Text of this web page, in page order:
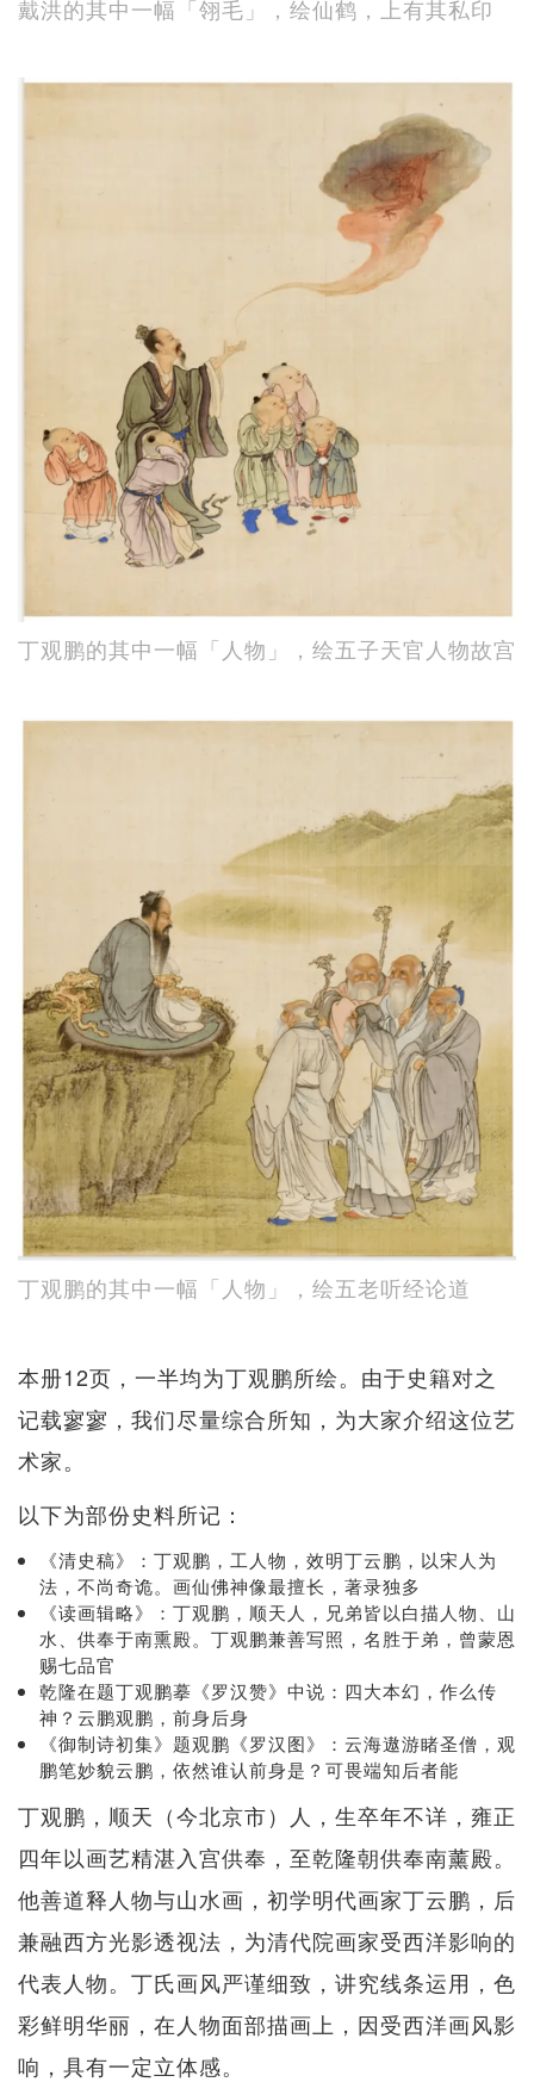
戴洪的其中一幅「翎毛」，绘仙鹤，上有其私印
丁观鹏的其中一幅「人物」，绘五子天官人物故宫
丁观鹏的其中一幅「人物」，绘五老听经论道
本册12页，一半均为丁观鹏所绘。由于史籍对之
记载寥寥，我们尽量综合所知，为大家介绍这位艺
术家。
以下为部份史料所记：
《清史稿》：丁观鹏，工人物，效明丁云鹏，以宋人为
法，不尚奇诡。画仙佛神像最擅长，著录独多
《读画辑略》：丁观鹏，顺天人，兄弟皆以白描人物、山
水、供奉于南熏殿。丁观鹏兼善写照，名胜于弟，曾蒙恩
赐七品官
乾隆在题丁观鹏摹《罗汉赞》中说：四大本幻，作么传
神？云鹏观鹏，前身后身
《御制诗初集》题观鹏《罗汉图》：云海遨游睹圣僧，观
鹏笔妙貌云鹏，依然谁认前身是？可畏端知后者能
丁观鹏，顺天（今北京市）人，生卒年不详，雍正
四年以画艺精湛入宫供奉，至乾隆朝供奉南薰殿。
他善道释人物与山水画，初学明代画家丁云鹏，后
兼融西方光影透视法，为清代院画家受西洋影响的
代表人物。丁氏画风严谨细致，讲究线条运用，色
彩鲜明华丽，在人物面部描画上，因受西洋画风影
响，具有一定立体感。